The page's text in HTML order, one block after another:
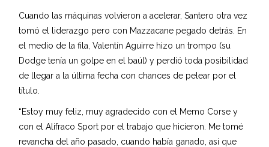
Cuando las máquinas volvieron a acelerar, Santero otra vez
tomó el liderazgo pero con Mazzacane pegado detrás. En
el medio de la fila, Valentín Aguirre hizo un trompo (su
Dodge tenía un golpe en el baúl) y perdió toda posibilidad
de llegar a la última fecha con chances de pelear por el
título.
“Estoy muy feliz, muy agradecido con el Memo Corse y
con el Alifraco Sport por el trabajo que hicieron. Me tomé
revancha del año pasado, cuando había ganado, así que